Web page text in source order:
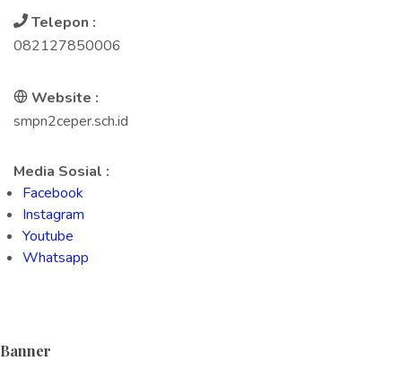
Telepon :
082127850006
Website :
smpn2ceper.sch.id
Media Sosial :
Facebook
Instagram
Youtube
Whatsapp
Banner